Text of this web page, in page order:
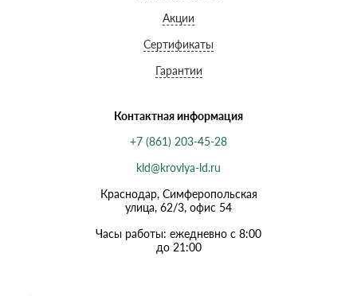
Акции
Сертификаты
Гарантии
Контактная информация
+7 (861) 203-45-28
kld@krovlya-ld.ru
Краснодар, Симферопольская
улица, 62/3, офис 54
Часы работы: ежедневно с 8:00
до 21:00